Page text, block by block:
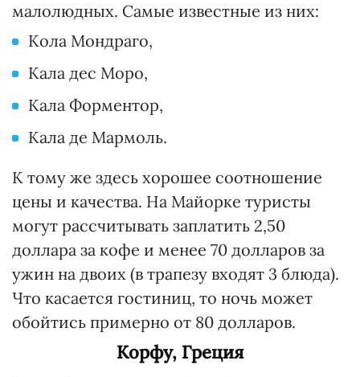
малолюдных. Самые известные из них:
Кола Мондраго,
Кала дес Моро,
Кала Форментор,
Кала де Мармоль.
К тому же здесь хорошее соотношение
цены и качества. На Майорке туристы
могут рассчитывать заплатить 2,50
доллара за кофе и менее 70 долларов за
ужин на двоих (в трапезу входят 3 блюда).
Что касается гостиниц, то ночь может
обойтись примерно от 80 долларов.
Корфу, Греция